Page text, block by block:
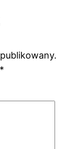
*